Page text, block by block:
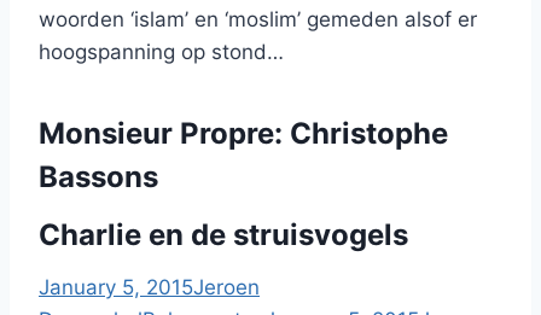
woorden ‘islam’ en ‘moslim’ gemeden alsof er
hoogspanning op stond…
Monsieur Propre: Christophe
Bassons
Charlie en de struisvogels
January 5, 2015Jeroen